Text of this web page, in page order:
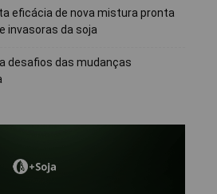
eficácia de nova mistura pronta
invasoras da soja
desafios das mudanças